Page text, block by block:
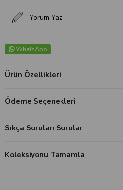
Yorum Yaz
WhatsApp
Ürün Özellikleri
Ödeme Seçenekleri
Sıkça Sorulan Sorular
Koleksiyonu Tamamla